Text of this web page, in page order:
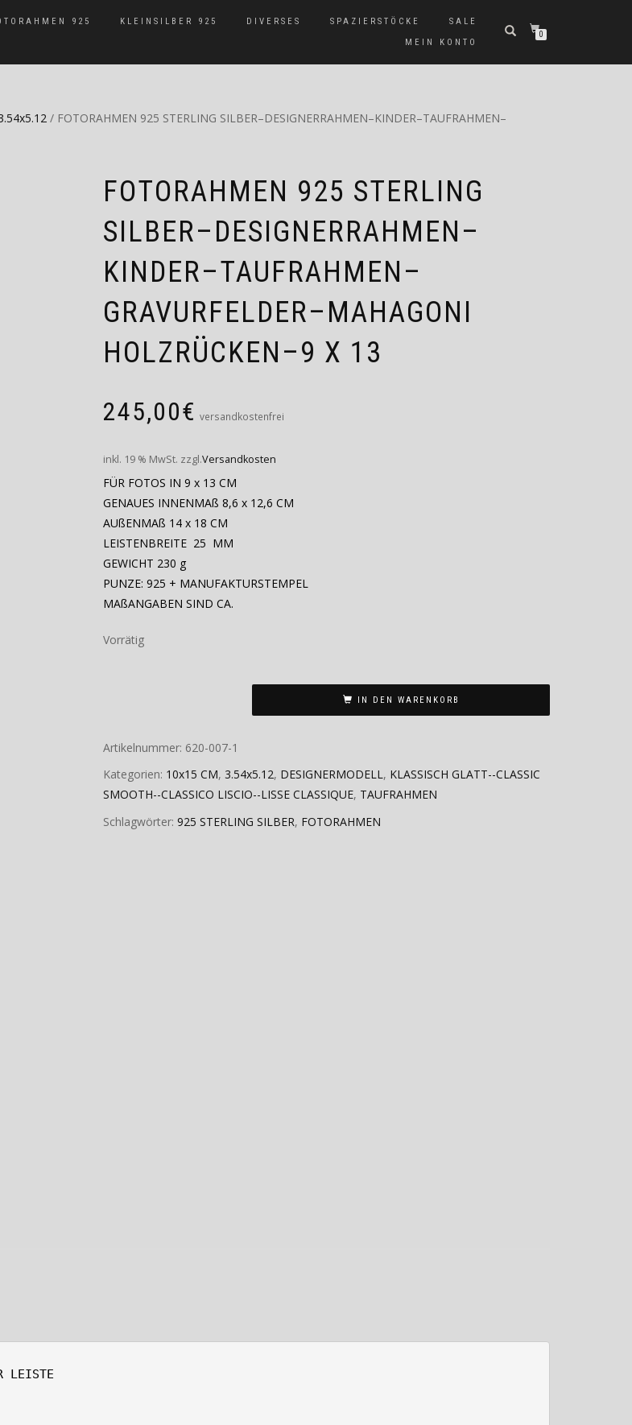
925 KLEINSILBER 925 DIVERSES SPAZIERSTÖCKE
SALE
MEIN KONTO
0
/ FOTORAHMEN 925 STERLING SILBER–DESIGNERRAHMEN–KINDER–TAUFRAHMEN–
FOTORAHMEN 925 STERLING
SILBER–DESIGNERRAHMEN–
KINDER–TAUFRAHMEN–
GRAVURFELDER–MAHAGONI
HOLZRÜCKEN–9 X 13
245,00€ versandkostenfrei
inkl. 19 % MwSt. zzgl.Versandkosten
FÜR FOTOS IN 9 x 13 CM
GENAUES INNENMAß 8,6 x 12,6 CM
AUßENMAß 14 x 18 CM
LEISTENBREITE 25 MM
GEWICHT 230 g
PUNZE: 925 + MANUFAKTURSTEMPEL
MAßANGABEN SIND CA.
Vorrätig
IN DEN WARENKORB
Artikelnummer: 620-007-1
Kategorien: 10x15 CM, 3.54x5.12, DESIGNERMODELL, KLASSISCH GLATT--CLASSIC
SMOOTH--CLASSICO LISCIO--LISSE CLASSIQUE, TAUFRAHMEN
Schlagwörter: 925 STERLING SILBER, FOTORAHMEN
LEISTE